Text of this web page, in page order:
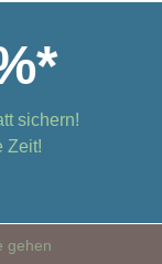
sichern!
Zeit!